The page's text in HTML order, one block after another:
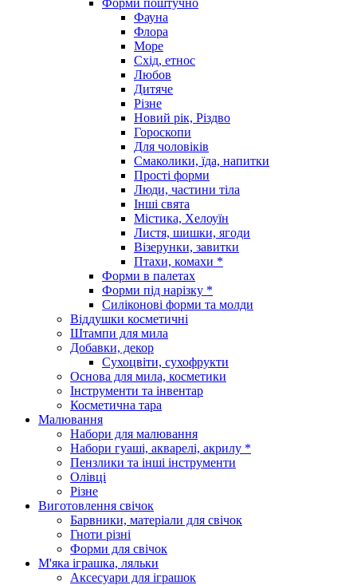
Фауна
Флора
Море
Схід, етнос
Любов
Дитяче
Різне
Новий рік, Різдво
Гороскопи
Для чоловіків
Смаколики, їда, напитки
Прості форми
Люди, частини тіла
Інші свята
Містика, Хелоуїн
Листя, шишки, ягоди
Візерунки, завитки
Птахи, комахи *
Форми в палетах
Форми під нарізку *
Силіконові форми та молди
Віддушки косметичні
Штампи для мила
Добавки, декор
Сухоцвіти, сухофрукти
Основа для мила, косметики
Інструменти та інвентар
Косметична тара
Малювання
Набори для малювання
Набори гуаші, акварелі, акрилу *
Пензлики та інші інструменти
Олівці
Різне
Виготовлення свічок
Барвники, матеріали для свічок
Гноти різні
Форми для свічок
М'яка іграшка, ляльки
Аксесуари для іграшок